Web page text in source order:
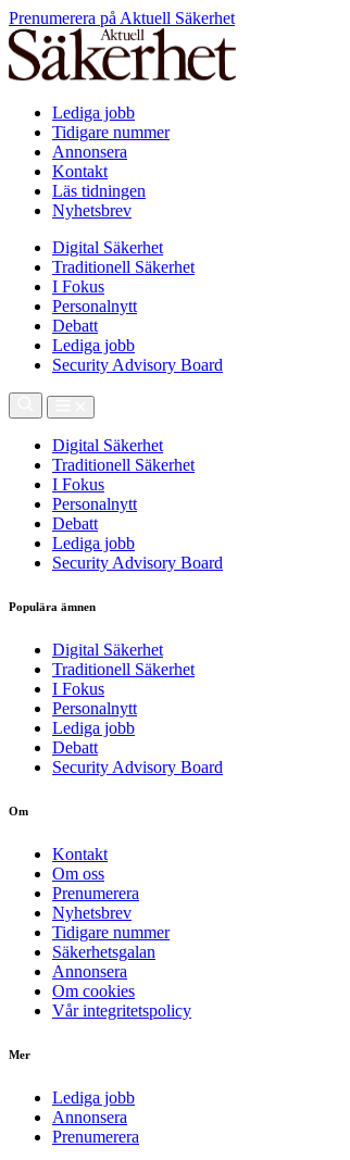
Prenumerera på Aktuell Säkerhet
Lediga jobb
Tidigare nummer
Annonsera
Kontakt
Läs tidningen
Nyhetsbrev
Digital Säkerhet
Traditionell Säkerhet
I Fokus
Personalnytt
Debatt
Lediga jobb
Security Advisory Board
Digital Säkerhet
Traditionell Säkerhet
I Fokus
Personalnytt
Debatt
Lediga jobb
Security Advisory Board
Populära ämnen
Digital Säkerhet
Traditionell Säkerhet
I Fokus
Personalnytt
Lediga jobb
Debatt
Security Advisory Board
Om
Kontakt
Om oss
Prenumerera
Nyhetsbrev
Tidigare nummer
Säkerhetsgalan
Annonsera
Om cookies
Vår integritetspolicy
Mer
Lediga jobb
Annonsera
Prenumerera